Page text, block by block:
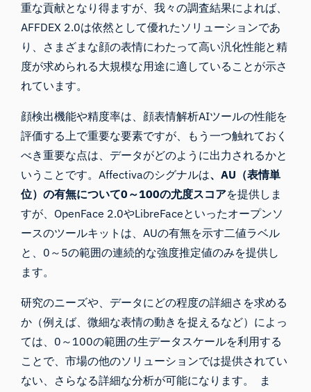
重な貢献となり得ますが、我々の調査結果によれば、
AFFDEX 2.0は依然として優れたソリューションであ
り、さまざまな顔の表情にわたって高い汎化性能と精
度が求められる大規模な用途に適していることが示さ
れています。
顔検出機能や精度率は、顔表情解析AIツールの性能を
評価する上で重要な要素ですが、もう一つ触れておく
べき重要な点は、データがどのように出力されるかと
いうことです。Affectivaのシグナルは、AU（表情単
位）の有無について0～100の尤度スコアを提供しま
すが、OpenFace 2.0やLibreFaceといったオープンソ
ースのツールキットは、AUの有無を示す二値ラベル
と、0～5の範囲の連続的な強度推定値のみを提供し
ます。
研究のニーズや、データにどの程度の詳細さを求める
か（例えば、微細な表情の動きを捉えるなど）によっ
ては、0～100の範囲の生データスケールを利用する
ことで、市場の他のソリューションでは提供されてい
ない、さらなる詳細な分析が可能になります。 ま